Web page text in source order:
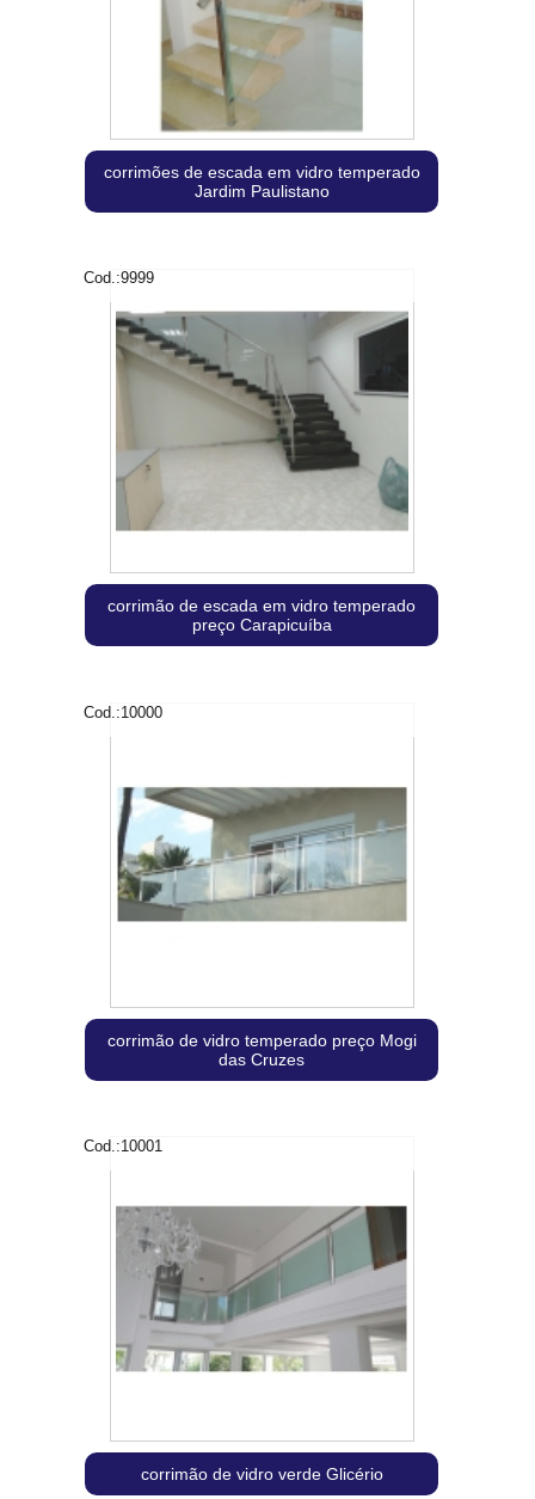
corrimões de escada em vidro temperado
Jardim Paulistano
Cod.:9999
corrimão de escada em vidro temperado
preço Carapicuíba
Cod.:10000
corrimão de vidro temperado preço Mogi
das Cruzes
Cod.:10001
corrimão de vidro verde Glicério